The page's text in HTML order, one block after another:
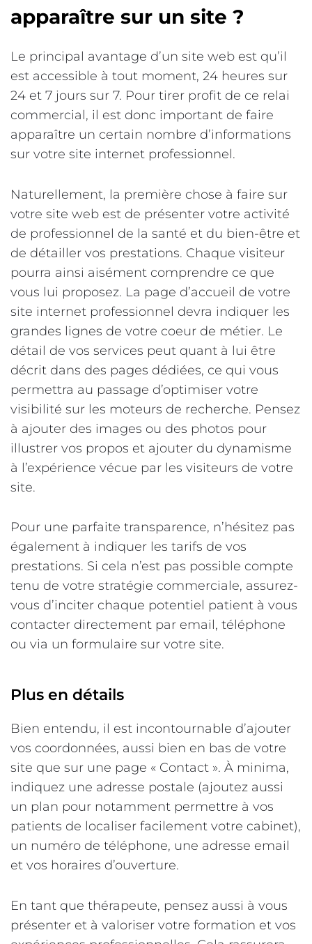
apparaître sur un site ?
Le principal avantage d’un site web est qu’il
est accessible à tout moment, 24 heures sur
24 et 7 jours sur 7. Pour tirer profit de ce relai
commercial, il est donc important de faire
apparaître un certain nombre d’informations
sur votre site internet professionnel.
Naturellement, la première chose à faire sur
votre site web est de présenter votre activité
de professionnel de la santé et du bien-être et
de détailler vos prestations. Chaque visiteur
pourra ainsi aisément comprendre ce que
vous lui proposez. La page d’accueil de votre
site internet professionnel devra indiquer les
grandes lignes de votre coeur de métier. Le
détail de vos services peut quant à lui être
décrit dans des pages dédiées, ce qui vous
permettra au passage d’optimiser votre
visibilité sur les moteurs de recherche. Pensez
à ajouter des images ou des photos pour
illustrer vos propos et ajouter du dynamisme
à l’expérience vécue par les visiteurs de votre
site.
Pour une parfaite transparence, n’hésitez pas
également à indiquer les tarifs de vos
prestations. Si cela n’est pas possible compte
tenu de votre stratégie commerciale, assurez-
vous d’inciter chaque potentiel patient à vous
contacter directement par email, téléphone
ou via un formulaire sur votre site.
Plus en détails
Bien entendu, il est incontournable d’ajouter
vos coordonnées, aussi bien en bas de votre
site que sur une page « Contact ». À minima,
indiquez une adresse postale (ajoutez aussi
un plan pour notamment permettre à vos
patients de localiser facilement votre cabinet),
un numéro de téléphone, une adresse email
et vos horaires d’ouverture.
En tant que thérapeute, pensez aussi à vous
présenter et à valoriser votre formation et vos